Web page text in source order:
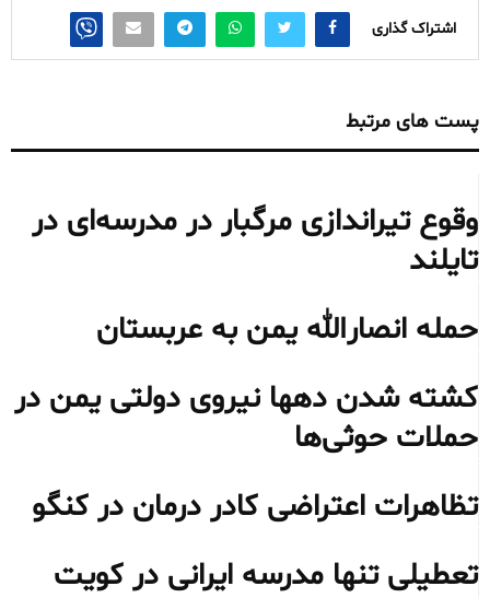
اشتراک گذاری
پست های مرتبط
وقوع تیراندازی مرگبار در مدرسه‌ای در
تایلند
حمله انصارالله یمن به عربستان
کشته شدن دهها نیروی دولتی یمن در
حملات حوثی‌ها
تظاهرات اعتراضی کادر درمان در کنگو
تعطیلی تنها مدرسه ایرانی در کویت